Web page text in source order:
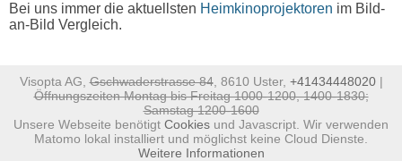
Bei uns immer die aktuellsten Heimkinoprojektoren im Bild-
an-Bild Vergleich.
Visopta AG,Gschwaderstrasse 84, 8610 Uster, +41434448020|
Öffnungszeiten Montag bis Freitag 1000-1200, 1400-1830;
Samstag 1200-1600
Unsere Webseite benötigt Cookies und Javascript. Wir verwenden
Matomo lokal installiert und möglichst keine Cloud Dienste.
Weitere Informationen